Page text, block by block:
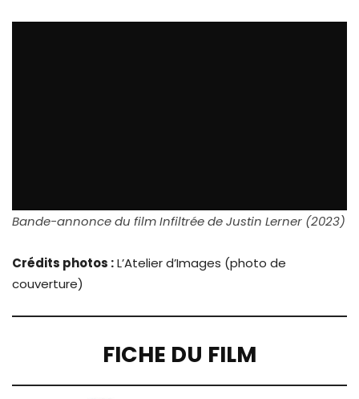
Bande-annonce du film Infiltrée de Justin Lerner (2023)
Crédits photos :L’Atelier d’Images (photo de
couverture)
FICHE DU FILM